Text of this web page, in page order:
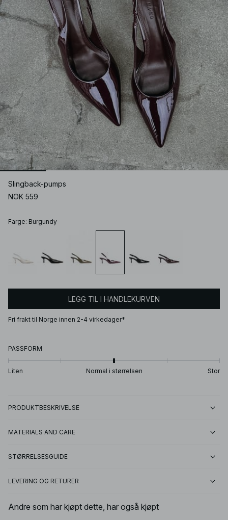
Slingback-pumps
NOK 559
Farge: Burgundy
LEGG TIL I HANDLEKURVEN
Fri frakt til Norge innen 2-4 virkedager*
PASSFORM
Liten Normal i størrelsen Stor
PRODUKTBESKRIVELSE
MATERIALS AND CARE
STØRRELSESGUIDE
LEVERING OG RETURER
Andre som har kjøpt dette, har også kjøpt